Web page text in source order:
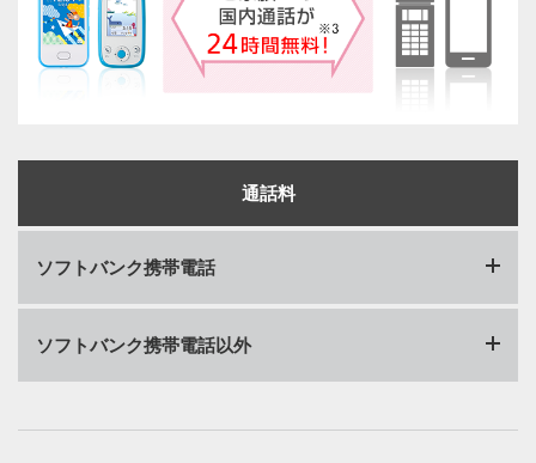
通話料
ソフトバンク携帯電話
1回5分以内 すべての国内通話無料
ソフトバンク携帯電話以外
1回5分以内 すべての国内通話無料